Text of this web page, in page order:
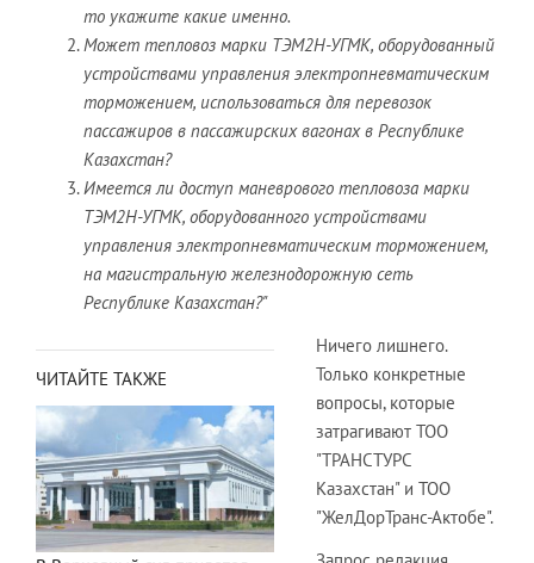
то укажите какие именно.
Может тепловоз марки ТЭМ2Н-УГМК, оборудованный
устройствами управления электропневматическим
торможением, использоваться для перевозок
пассажиров в пассажирских вагонах в Республике
Казахстан?
Имеется ли доступ маневрового тепловоза марки
ТЭМ2Н-УГМК, оборудованного устройствами
управления электропневматическим торможением,
на магистральную железнодорожную сеть
Республике Казахстан?"
ЧИТАЙТЕ ТАКЖЕ
Ничего лишнего.
Только конкретные
вопросы, которые
затрагивают ТОО
"ТРАНСТУРС
Казахстан" и ТОО
"ЖелДорТранс-Актобе".